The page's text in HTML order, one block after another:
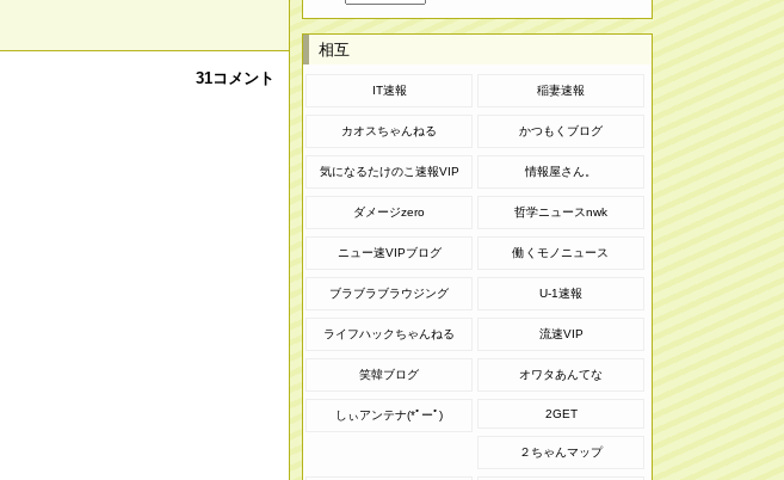
31コメント
相互
IT速報 稲妻速報
カオスちゃんねる かつもくブログ
気になるたけのこ速報VIP 情報屋さん。
ダメージzero 哲学ニュースnwk
ニュー速VIPブログ 働くモノニュース
ブラブラブラウジング U-1速報
ライフハックちゃんねる 流速VIP
笑韓ブログ オワタあんてな
しぃアンテナ(*ﾟーﾟ) 2GET
２ちゃんマップ